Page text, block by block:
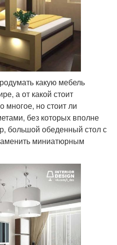
какую мебель
а от какой стоит
многое, но стоит ли
без которых вполне
большой обеденный стол с
миниатюрным